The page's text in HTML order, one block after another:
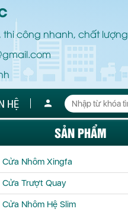
công nhanh, chất lượng
HỆ
SẢN PHẨM
Cửa Nhôm Xingfa
Cửa Trượt Quay
Cửa Nhôm Hệ Slim